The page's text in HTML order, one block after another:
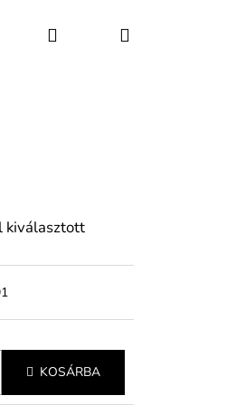
Adatkezelési
Bejelentkezés
Kosár
kiválasztott
KOSÁRBA